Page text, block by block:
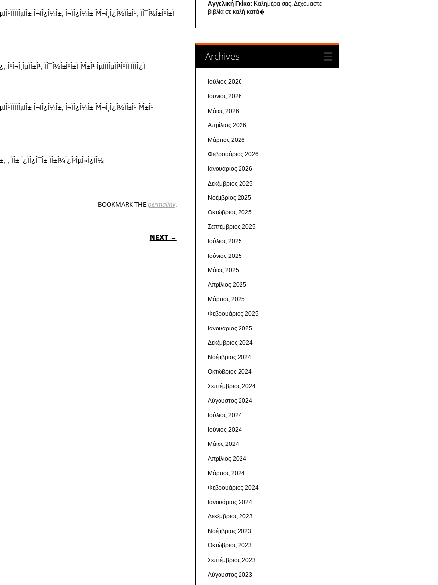
BOOKMARK THEpermalink.
NEXT →
Αγγελική Γκίκα: Καλημέρα σας. Δεχόμαστε
βιβλία σε καλή κατά�
Archives
Ιούλιος 2026
Ιούνιος 2026
Μάιος 2026
Απρίλιος 2026
Μάρτιος 2026
Φεβρουάριος 2026
Ιανουάριος 2026
Δεκέμβριος 2025
Νοέμβριος 2025
Οκτώβριος 2025
Σεπτέμβριος 2025
Ιούλιος 2025
Ιούνιος 2025
Μάιος 2025
Απρίλιος 2025
Μάρτιος 2025
Φεβρουάριος 2025
Ιανουάριος 2025
Δεκέμβριος 2024
Νοέμβριος 2024
Οκτώβριος 2024
Σεπτέμβριος 2024
Αύγουστος 2024
Ιούλιος 2024
Ιούνιος 2024
Μάιος 2024
Απρίλιος 2024
Μάρτιος 2024
Φεβρουάριος 2024
Ιανουάριος 2024
Δεκέμβριος 2023
Νοέμβριος 2023
Οκτώβριος 2023
Σεπτέμβριος 2023
Αύγουστος 2023